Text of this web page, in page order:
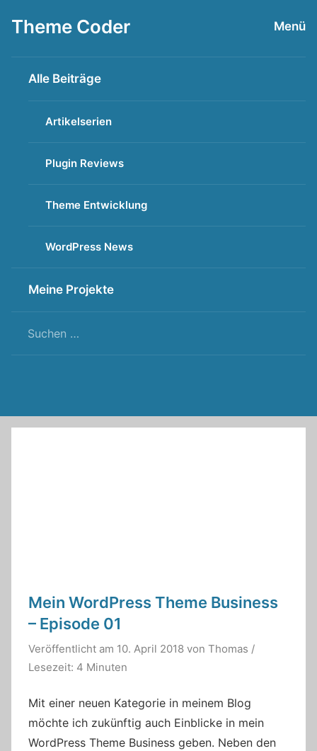
Inhalt
Theme Coder Menü
Alle Beiträge
Artikelserien
Plugin Reviews
Theme Entwicklung
WordPress News
Meine Projekte
Mein WordPress Theme Business
– Episode 01
Veröffentlicht am 10. April 2018 von Thomas /
Lesezeit: 4 Minuten
Mit einer neuen Kategorie in meinem Blog
möchte ich zukünftig auch Einblicke in mein
WordPress Theme Business geben. Neben den